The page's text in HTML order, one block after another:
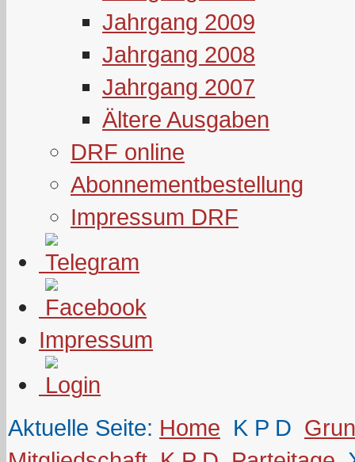
Jahrgang 2009
Jahrgang 2008
Jahrgang 2007
Ältere Ausgaben
DRF online
Abonnementbestellung
Impressum DRF
Impressum
Aktuelle Seite: Home K P D